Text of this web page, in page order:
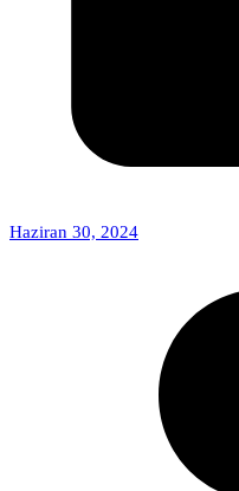
Haziran 30, 2024